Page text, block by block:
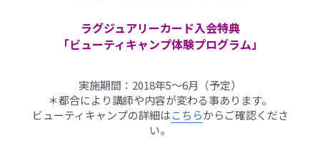
ラグジュアリーカード入会特典
「ビューティキャンプ体験プログラム」
実施期間：2018年5〜6月（予定）
＊都合により講師や内容が変わる事あります。
ビューティキャンプの詳細はこちらからご確認くださ
い。